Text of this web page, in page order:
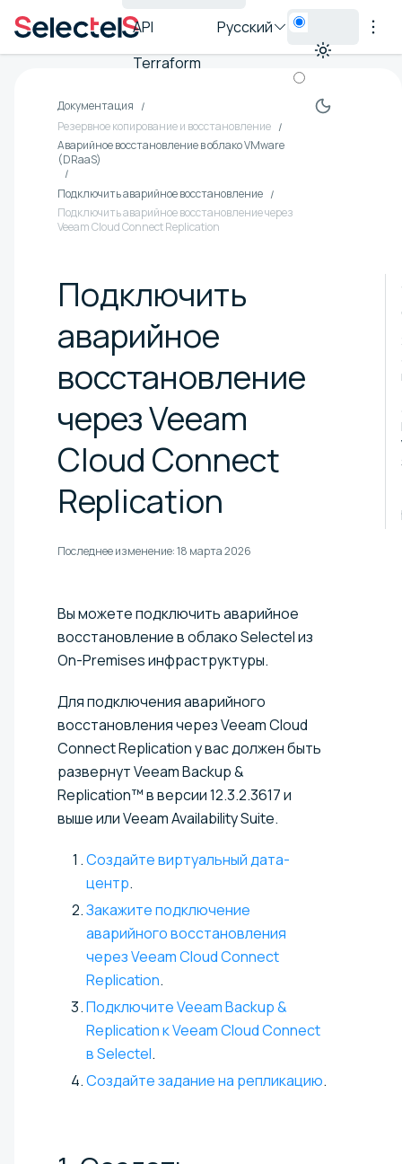
API
Terraform
Русский
Документация
Резервное копирование и восстановление
Аварийное восстановление в облако VMware
(DRaaS)
Подключить аварийное восстановление
Подключить аварийное восстановление через
Veeam Cloud Connect Replication
Подключить
аварийное
восстановление
через Veeam
Cloud Connect
Replication
Последнее изменение:18 марта 2026
Вы можете подключить аварийное
восстановление в облако Selectel из
On-Premises инфраструктуры.
Для подключения аварийного
восстановления через Veeam Cloud
Connect Replication у вас должен быть
развернут Veeam Backup &
Replication™ в версии 12.3.2.3617 и
выше или Veeam Availability Suite.
Создайте виртуальный дата-
центр.
Закажите подключение
аварийного восстановления
через Veeam Cloud Connect
Replication.
Подключите Veeam Backup &
Replication к Veeam Cloud Connect
в Selectel.
Создайте задание на репликацию.